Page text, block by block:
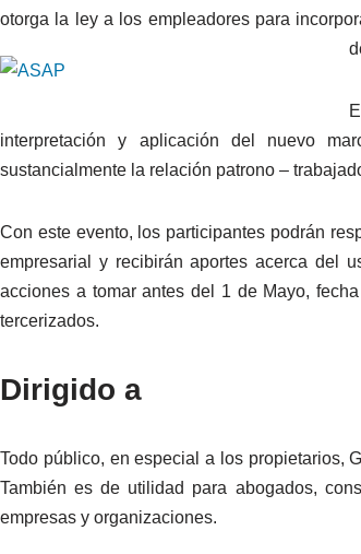
otorga la ley a los empleadores para
interpretación y aplicación del nuevo
sustancialmente la relación patrono –
Con este evento, los participantes podrán
empresarial y recibirán aportes acerca del
acciones a tomar antes del 1 de Mayo,
tercerizados.
Dirigido a
Todo público, en especial a los propietarios,
También es de utilidad para abogados,
empresas y organizaciones.